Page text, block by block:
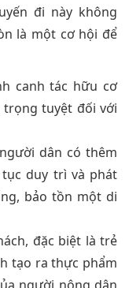
đi này không
là một cơ hội để
canh tác hữu cơ
tuyệt đối với
dân có thêm
duy trì và phát
bảo tồn một di
đặc biệt là trẻ
tạo ra thực phẩm